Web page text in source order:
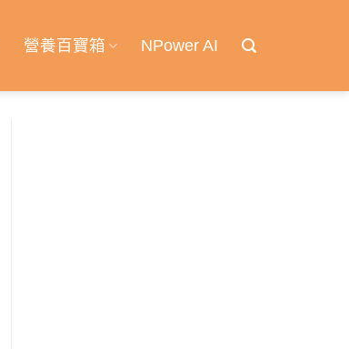
營養百寶箱 NPower AI